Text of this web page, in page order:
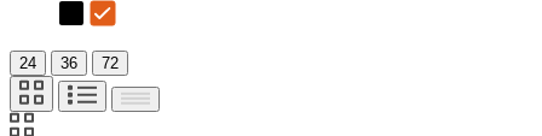
24 36 72